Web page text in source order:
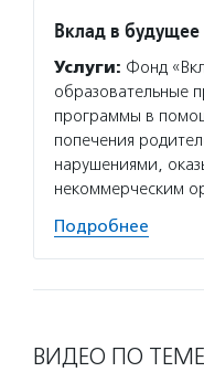
Вклад в будущее
Услуги: Фонд
образовательные
программы в
попечения
нарушениями,
некоммерческим
Подробнее
ВИДЕО ПО ТЕМЕ